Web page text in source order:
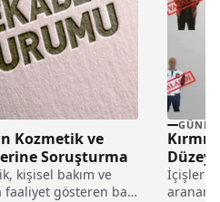
Kozmetik ve
Soruşturma
kişisel bakım ve
faaliyet gösteren bazı
İçişleri
aranan